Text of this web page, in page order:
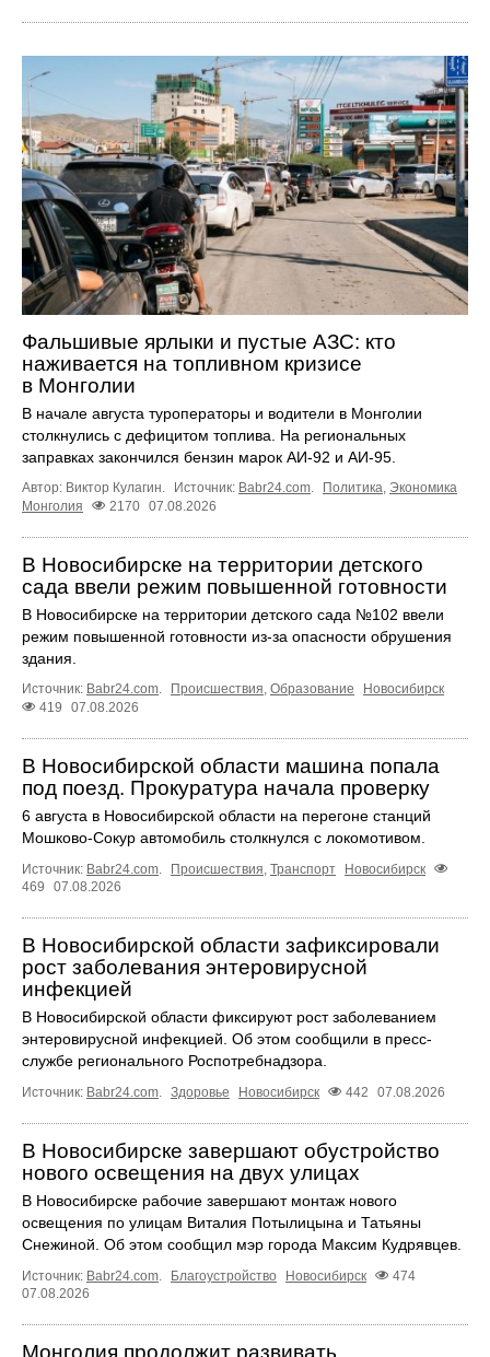
Фальшивые ярлыки и пустые АЗС: кто
наживается на топливном кризисе
в Монголии
В начале августа туроператоры и водители в Монголии
столкнулись с дефицитом топлива. На региональных
заправках закончился бензин марок АИ-92 и АИ-95.
Автор: Виктор Кулагин. Источник: Babr24.com Политика Экономика
Монголия
2170 07.08.2026
В Новосибирске на территории детского
сада ввели режим повышенной готовности
В Новосибирске на территории детского сада №102 ввели
режим повышенной готовности из-за опасности обрушения
здания.
Источник: Babr24.com Происшествия Образование
Новосибирск
419
07.08.2026
В Новосибирской области машина попала
под поезд. Прокуратура начала проверку
6 августа в Новосибирской области на перегоне станций
Мошково-Сокур автомобиль столкнулся с локомотивом.
Источник: Babr24.com. Происшествия, Транспорт
Новосибирск
469
07.08.2026
В Новосибирской области зафиксировали
рост заболевания энтеровирусной
инфекцией
В Новосибирской области фиксируют рост заболеванием
энтеровирусной инфекцией. Об этом сообщили в пресс-
службе регионального Роспотребнадзора.
Источник: Babr24.com. Здоровье Новосибирск 442 07.08.2026
В Новосибирске завершают обустройство
нового освещения на двух улицах
В Новосибирске рабочие завершают монтаж нового
освещения по улицам Виталия Потылицына и Татьяны
Снежиной. Об этом сообщил мэр города Максим Кудрявцев.
Источник: Babr24.com. Благоустройство Новосибирск
474
07.08.2026
Монголия продолжит развивать